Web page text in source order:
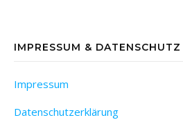
IMPRESSUM & DATENSCHUTZ
Impressum
Datenschutzerklärung